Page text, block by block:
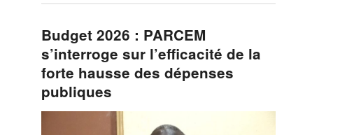
Budget 2026 : PARCEM
s’interroge sur l’efficacité de la
forte hausse des dépenses
publiques